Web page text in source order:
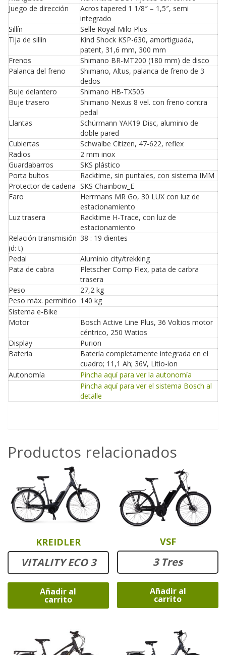
Juego de dirección
Acros tapered 1 1/8″ – 1,5″, semi
integrado
Sillín
Selle Royal Milo Plus
Tija de sillín
Kind Shock KSP-630, amortiguada,
patent, 31,6 mm, 300 mm
Frenos
Shimano BR-MT200 (180 mm) de disco
Palanca del freno
Shimano, Altus, palanca de freno de 3
dedos
Buje delantero
Shimano HB-TX505
Buje trasero
Shimano Nexus 8 vel. con freno contra
pedal
Llantas
Schürmann YAK19 Disc, aluminio de
doble pared
Cubiertas
Schwalbe Citizen, 47-622, reflex
Radios
2 mm inox
Guardabarros
SKS plástico
Porta bultos
Racktime, sin puntales, con sistema IMM
Protector de cadena SKS Chainbow_E
Faro
Herrmans MR Go, 30 LUX con luz de
estacionamiento
Luz trasera
Racktime H-Trace, con luz de
estacionamiento
Relación transmisión
(d: t)
38 : 19 dientes
Pedal
Aluminio city/trekking
Pata de cabra
Pletscher Comp Flex, pata de carbra
trasera
Peso
27,2 kg
Peso máx. permitido 140 kg
Sistema e-Bike
Motor
Bosch Active Line Plus, 36 Voltios motor
céntrico, 250 Watios
Display
Purion
Batería
Batería completamente integrada en el
cuadro; 11,1 Ah; 36V, Litio-ion
Autonomía
Pincha aquí para ver la autonomía
Pincha aquí para ver el sistema Bosch al
detalle
Productos relacionados
KREIDLER
VITALITY ECO 3
Añadir al
carrito
VSF
3 Tres
Añadir al
carrito